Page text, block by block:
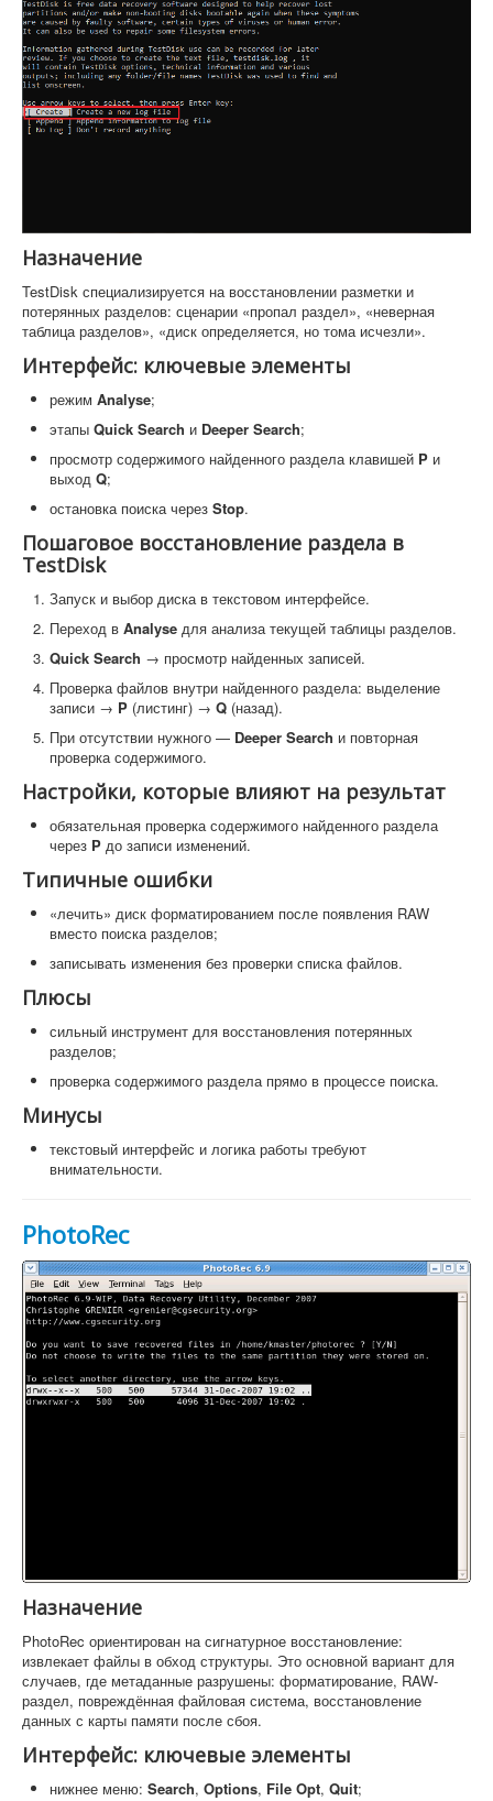
Назначение
TestDisk специализируется на восстановлении разметки и
потерянных разделов: сценарии «пропал раздел», «неверная
таблица разделов», «диск определяется, но тома исчезли».
Интерфейс: ключевые элементы
режим Analyse;
этапы Quick Search и Deeper Search;
просмотр содержимого найденного раздела клавишей P и
выход Q;
остановка поиска через Stop.
Пошаговое восстановление раздела в
TestDisk
Запуск и выбор диска в текстовом интерфейсе.
Переход в Analyse для анализа текущей таблицы разделов.
Quick Search → просмотр найденных записей.
Проверка файлов внутри найденного раздела: выделение
записи → P (листинг) → Q (назад).
При отсутствии нужного — Deeper Search и повторная
проверка содержимого.
Настройки, которые влияют на результат
обязательная проверка содержимого найденного раздела
через P до записи изменений.
Типичные ошибки
«лечить» диск форматированием после появления RAW
вместо поиска разделов;
записывать изменения без проверки списка файлов.
Плюсы
сильный инструмент для восстановления потерянных
разделов;
проверка содержимого раздела прямо в процессе поиска.
Минусы
текстовый интерфейс и логика работы требуют
внимательности.
PhotoRec
Назначение
PhotoRec ориентирован на сигнатурное восстановление:
извлекает файлы в обход структуры. Это основной вариант для
случаев, где метаданные разрушены: форматирование, RAW-
раздел, повреждённая файловая система, восстановление
данных с карты памяти после сбоя.
Интерфейс: ключевые элементы
нижнее меню: Search, Options, File Opt, Quit;